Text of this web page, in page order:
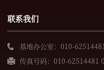
联系我们
基地办公室：010-
传真号码：010-62514481